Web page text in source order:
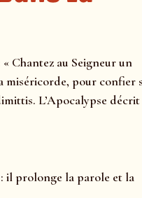
Chantez au Seigneur un
miséricorde, pour confier
L’Apocalypse
: il prolonge la parole et la